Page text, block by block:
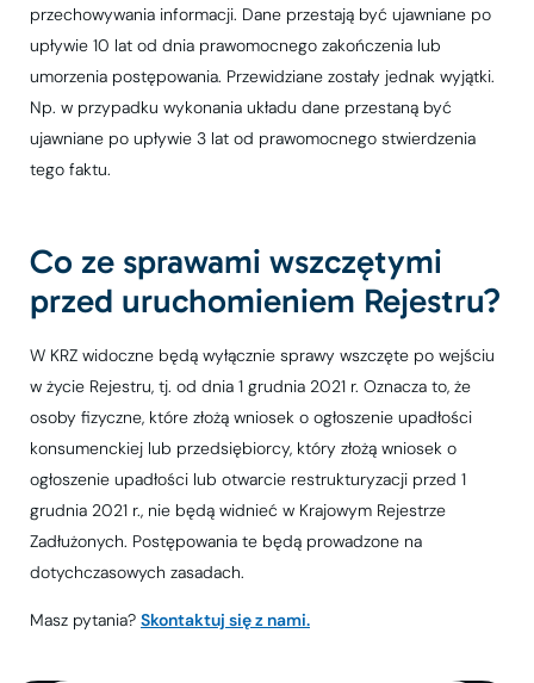
przechowywania informacji. Dane przestają być ujawniane po
upływie 10 lat od dnia prawomocnego zakończenia lub
umorzenia postępowania. Przewidziane zostały jednak wyjątki.
Np. w przypadku wykonania układu dane przestaną być
ujawniane po upływie 3 lat od prawomocnego stwierdzenia
tego faktu.
Co ze sprawami wszczętymi
przed uruchomieniem Rejestru?
W KRZ widoczne będą wyłącznie sprawy wszczęte po wejściu
w życie Rejestru, tj. od dnia 1 grudnia 2021 r. Oznacza to, że
osoby fizyczne, które złożą wniosek o ogłoszenie upadłości
konsumenckiej lub przedsiębiorcy, który złożą wniosek o
ogłoszenie upadłości lub otwarcie restrukturyzacji przed 1
grudnia 2021 r., nie będą widnieć w Krajowym Rejestrze
Zadłużonych. Postępowania te będą prowadzone na
dotychczasowych zasadach.
Masz pytania? Skontaktuj się z nami.